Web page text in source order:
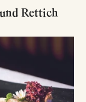
Rettich